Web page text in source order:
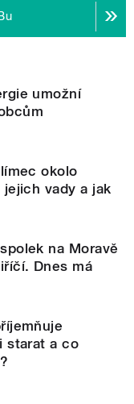
umožní
okolo
vady a jak
na Moravě
Dnes má
starat a co